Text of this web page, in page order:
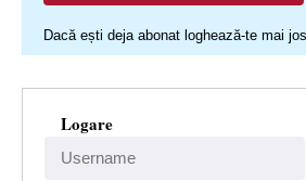
Dacă ești deja abonat loghează-te mai
Logare